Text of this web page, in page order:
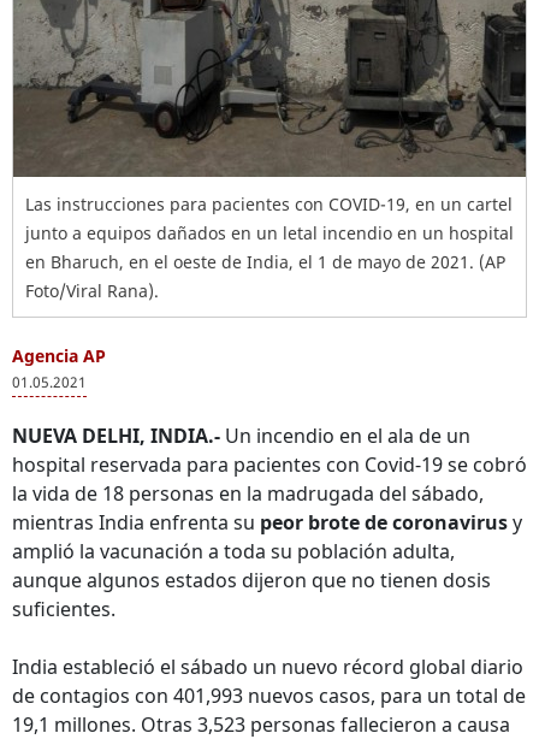
Las instrucciones para pacientes con COVID-19, en un cartel
junto a equipos dañados en un letal incendio en un hospital
en Bharuch, en el oeste de India, el 1 de mayo de 2021. (AP
Foto/Viral Rana).
Agencia AP
01.05.2021
NUEVA DELHI, INDIA.- Un incendio en el ala de un
hospital reservada para pacientes con Covid-19 se cobró
la vida de 18 personas en la madrugada del sábado,
mientras India enfrenta su peor brote de coronavirusy
amplió la vacunación a toda su población adulta,
aunque algunos estados dijeron que no tienen dosis
suficientes.
India estableció el sábado un nuevo récord global diario
de contagios con 401,993 nuevos casos, para un total de
19,1 millones. Otras 3,523 personas fallecieron a causa